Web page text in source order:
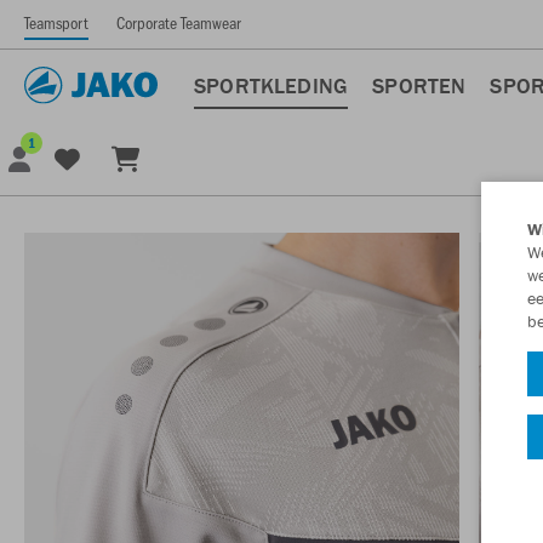
Teamsport Corporate Teamwear
SPORTKLEDING SPORTEN
1